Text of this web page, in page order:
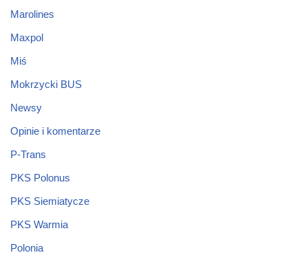
Marolines
Maxpol
Miś
Mokrzycki BUS
Newsy
Opinie i komentarze
P-Trans
PKS Polonus
PKS Siemiatycze
PKS Warmia
Polonia